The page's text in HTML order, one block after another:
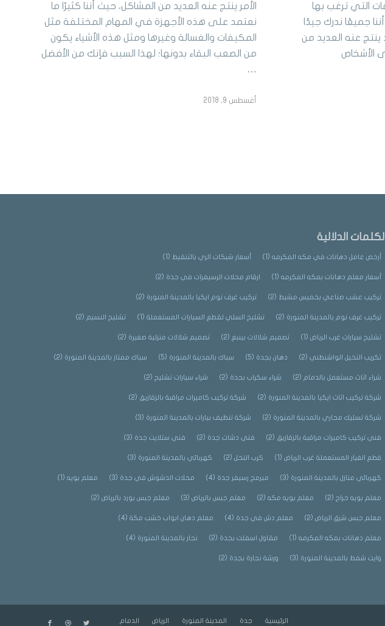
التي ترغب بها
جميعًا ندرك جيدًا
ينتج عنه العديد من
الأشخاص
الأمر ينتج عنه العديد من المشاكل، حيث أننا كثيرًا ما
نعتمد على هذه الأجهزة في المهام المختلفة مثل
المكيفات والغسالة وغيرها ومثل هذه الأشياء يكون
من الصعب البقاء بدونها؛ لهذا السبب فإنك من الأفضل
…
أغسطس 9, 2018
الكلمات الدلالية
أرخص عامل دهانات في مكه المكرمه (1) أسعار شبكات الري بالتنقيط (1)
أسعار معلم دهانات بمكه المكرمه (1) ارقام محلات الرسيفرات في جدة (2)
تركيب عشب صناعي بخميس مشيط (2) تركيب غرف نوم ايكيا بالمدينة المنورة (2)
تركيب غرف نوم بالمدينة المنورة (2) تشليح السلي لقطع السيارات المستعملة (1) تشليح النسيم (2)
تشليح سيارات غرب الرياض (1) تصميم شلالات بينبع (2) تصميم شلالات منزلية صغيرة (2)
تكريب النخيل الواشنطني (2) دهان بجدة (5) سباك بالمدينة المنورة (5) سباك ممتاز بالمدينة المنورة (2)
شراء اثاث مستعمل بالدمام (2) شراء سكراب بجدة (2) شراء سيارات تشليح (2)
شركة تركيب اثاث ايكيا بالمدينة المنورة (2) شركة تركيب كاميرات مراقبة بالزقازيق (2)
شركة تسليك مجاري بالمدينة المنورة (2) شركة تنظيف بيارات بالمدينة المنورة (3)
فني تركيب كاميرات مراقبة بالزقازيق (2) فني دشات جدة (2) فني ستلايت جدة (3)
قطع الغيار المستعملة غرب الرياض (1) كرب النخل (2) كهربائي بالمدينة المنورة (3)
كهربائي منازل بالمدينة المنورة (3) مبرمج رسيفر جدة (4) محلات الدشوش في جدة (3) معلم بويه (1)
معلم بويه حراج (2) معلم بويه مكه (2) معلم جبس بالرياض (3) معلم جبس بورد بالرياض (2)
معلم جبس شرق الرياض (2) معلم دش في جدة (4) معلم دهان ابواب خشب مكة (4)
معلم دهانات بمكه المكرمه (1) مقاول اسفلت بجدة (2) نجار بالمدينة المنورة (4)
وايت شفط بالمدينة المنورة (3) ورشة نجارة بجدة (2)
الرئيسية جدة المدينة المنورة الرياض الدمام